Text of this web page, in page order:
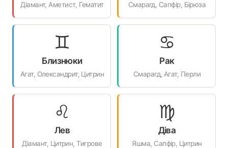
Діамант, Аметист, Гематит Смарагд, Сапфір, Бірюза
♊
Близнюки
Агат, Олександрит, Цитрин
♋
Рак
Смарагд, Агат, Перли
♌
Лев
Діамант, Цитрин, Тигрове
♍
Діва
Яшма, Сапфір, Цитрин